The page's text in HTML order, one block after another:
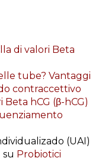
di valori Beta
tube? Vantaggi
contraccettivo
hCG (β-hCG)
(UAI)
su Probiotici